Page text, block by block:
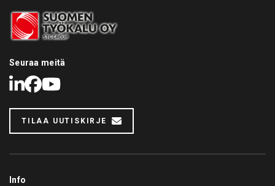
Seuraa meitä
LinkedIn
Facebook
Youtube
TILAA UUTISKIRJE
Info